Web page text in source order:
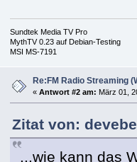
Sundtek Media TV Pro
MythTV 0.23 auf Debian-Testing
MSI MS-7191
Re:FM Radio Streaming
« Antwort #2 am: März 01,
Zitat von:
...wie kann das